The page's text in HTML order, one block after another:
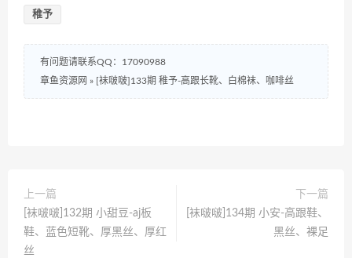
稚予
有问题请联系QQ：17090988
章鱼资源网 » [袜啵啵]133期 稚予-高跟长靴、白棉袜、咖啡丝
上一篇
[袜啵啵]132期 小甜豆-aj板
鞋、蓝色短靴、厚黑丝、厚红
丝
下一篇
[袜啵啵]134期 小安-高跟鞋、
黑丝、裸足